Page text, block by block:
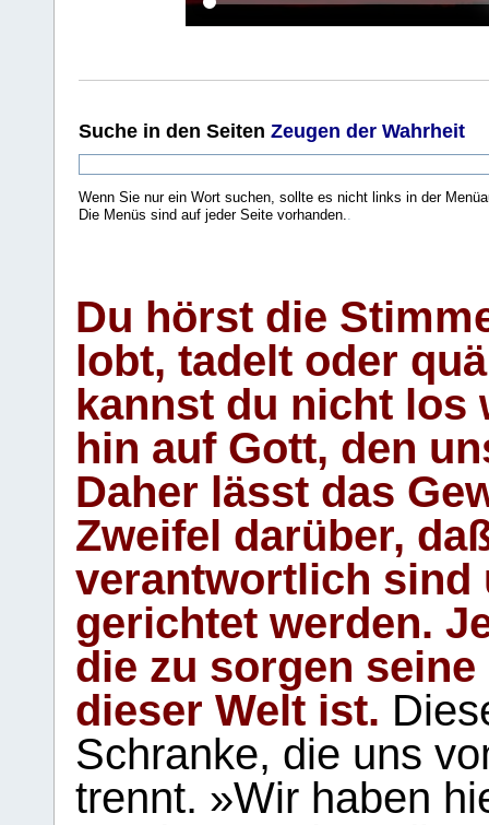
Suche in den Seiten Zeugen der Wahrheit
Wenn Sie nur ein Wort suchen, sollte es nicht links in der
Die Menüs sind auf jeder Seite vorhanden..
Du hörst die
lobt, tadelt oder
kannst du nicht los
hin auf Gott, den
Daher lässt das
Zweifel darüber,
verantwortlich sind
gerichtet werden.
die zu sorgen
dieser Welt ist.
Schranke, die uns
trennt. »Wir haben